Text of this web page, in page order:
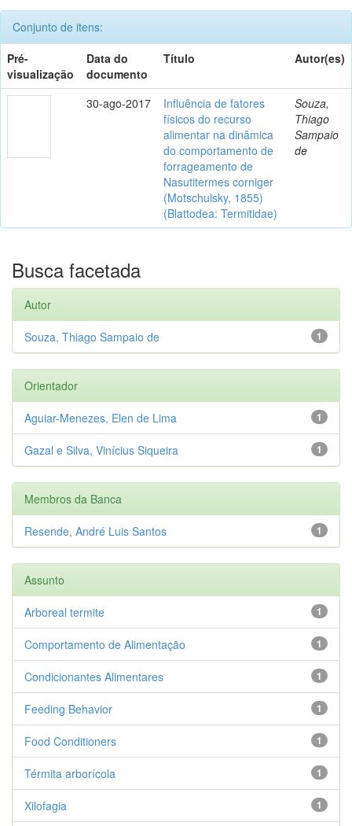
Conjunto de itens:
Pré-
visualização
Data do
documento
Título Autor(es)
30-ago-2017
Influência de fatores
físicos do recurso
alimentar na dinâmica
do comportamento de
forrageamento de
Nasutitermes corniger
(Motschulsky, 1855)
(Blattodea: Termitidae)
Souza,
Thiago
Sampaio
de
Busca facetada
Autor
1
Souza, Thiago Sampaio de
Orientador
1
Aguiar-Menezes, Elen de Lima
1
Gazal e Silva, Vinícius Siqueira
Membros da Banca
1
Resende, André Luis Santos
Assunto
1
Arboreal termite
1
Comportamento de Alimentação
1
Condicionantes Alimentares
1
Feeding Behavior
1
Food Conditioners
1
Térmita arborícola
1
Xilofagia